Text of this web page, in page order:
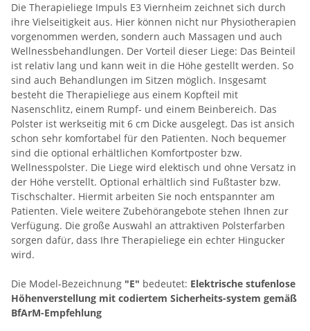
Die Therapieliege Impuls E3 Viernheim zeichnet sich durch
ihre Vielseitigkeit aus. Hier können nicht nur Physiotherapien
vorgenommen werden, sondern auch Massagen und auch
Wellnessbehandlungen. Der Vorteil dieser Liege: Das Beinteil
ist relativ lang und kann weit in die Höhe gestellt werden. So
sind auch Behandlungen im Sitzen möglich. Insgesamt
besteht die Therapieliege aus einem Kopfteil mit
Nasenschlitz, einem Rumpf- und einem Beinbereich. Das
Polster ist werkseitig mit 6 cm Dicke ausgelegt. Das ist ansich
schon sehr komfortabel für den Patienten. Noch bequemer
sind die optional erhältlichen Komfortposter bzw.
Wellnesspolster. Die Liege wird elektisch und ohne Versatz in
der Höhe verstellt. Optional erhältlich sind Fußtaster bzw.
Tischschalter. Hiermit arbeiten Sie noch entspannter am
Patienten. Viele weitere Zubehörangebote stehen Ihnen zur
Verfügung. Die große Auswahl an attraktiven Polsterfarben
sorgen dafür, dass Ihre Therapieliege ein echter Hingucker
wird.
Die Model-Bezeichnung "E" bedeutet: Elektrische stufenlose
Höhenverstellung mit codiertem Sicherheits-system gemäß
BfArM-Empfehlung